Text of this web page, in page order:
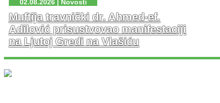
02.08.2026 | Novosti
Muftija travnički dr. Ahmed-ef.
Adilović prisustvovao manifestaciji
na Ljutoj Gredi na Vlašiću
U nedjelju, 02. 08. 2026. god. na platou Ljute Grede i
spomen obilježja Zlatni Ljiljan – general Mehmed Alagić
održana je manifestacija Dani pobjede – Dani ponosa,